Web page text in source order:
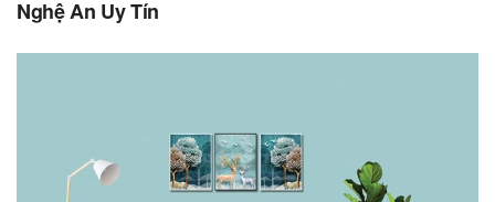
Nghệ An Uy Tín